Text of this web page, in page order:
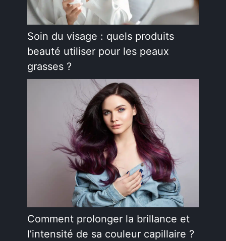
Soin du visage : quels produits
beauté utiliser pour les peaux
grasses ?
Comment prolonger la brillance et
l’intensité de sa couleur capillaire ?